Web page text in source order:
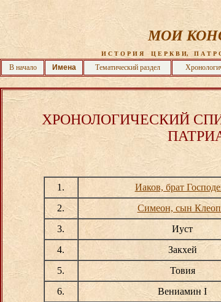
МОИ
И С Т О Р И Я    Ц Е Р К В И,   П А Т Р
В начало Имена Тематический раздел
ХРОНОЛОГИЧЕСКИЙ
1. Иаков, брат
2.
Симеон, сын
3.
Иуст
4.
Закхей
5.
Товия
6.
Вениамин I